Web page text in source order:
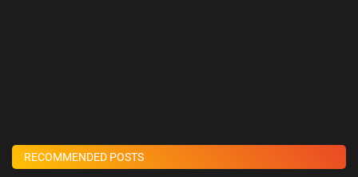
RECOMMENDED POSTS